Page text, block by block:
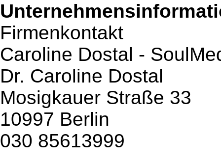
Firmenkontakt
Caroline Dostal -
Dr. Caroline Dostal
Mosigkauer Straße 33
10997 Berlin
030 85613999